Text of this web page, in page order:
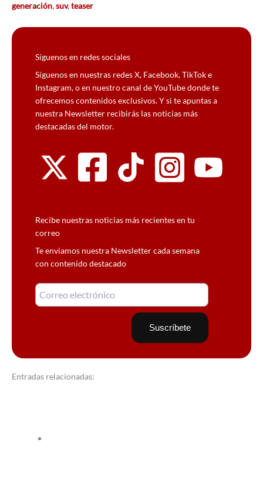
generación,suv,teaser
Síguenos en redes sociales
Síguenos en nuestras redes X, Facebook, TikTok e
Instagram, o en nuestro canal de YouTube donde te
ofrecemos contenidos exclusivos. Y si te apuntas a
nuestra Newsletter recibirás las noticias más
destacadas del motor.
Recibe nuestras noticias más recientes en tu
correo
Te enviamos nuestra Newsletter cada semana
con contenido destacado
Entradas relacionadas: